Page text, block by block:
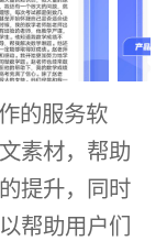
的服务软
素材，帮助
提升，同时
帮助用户们